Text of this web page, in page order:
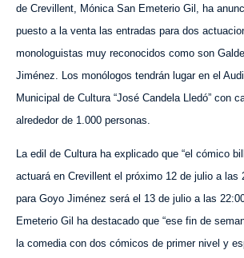
de Crevillent, Mónica San Emeterio Gil, ha
puesto a la venta las entradas para dos
monologuistas muy reconocidos como son
Jiménez. Los monólogos tendrán lugar en el
Municipal de Cultura “José Candela Lledó” con
alrededor de 1.000 personas.
La edil de Cultura ha explicado que “el cómico
actuará en Crevillent el próximo 12 de julio a las
para Goyo Jiménez será el 13 de julio a las
Emeterio Gil ha destacado que “ese fin de
la comedia con dos cómicos de primer nivel y